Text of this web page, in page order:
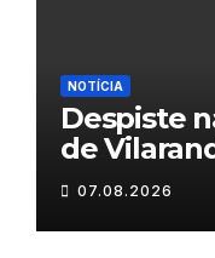
NOTÍCIA
Despiste
de
07.08.2026